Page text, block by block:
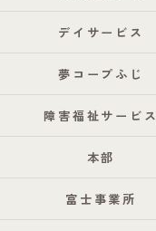
デイサービス
夢コープふじ
障害福祉サービス
本部
富士事業所